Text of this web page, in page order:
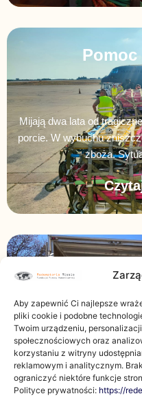
Aby zapewnić Ci najlepsze
pliki cookie i podobne
Twoim urządzeniu,
społecznościowych oraz
korzystaniu z witryny
reklamowym i analitycznym.
ograniczyć niektóre funkcje
Polityce prywatności: https://
Mijają dwa lata od
porcie. W wybuchu
zboża.
Ósmy
Fundacja Pomocy
prowadzi działania
tygodni po wybuchu